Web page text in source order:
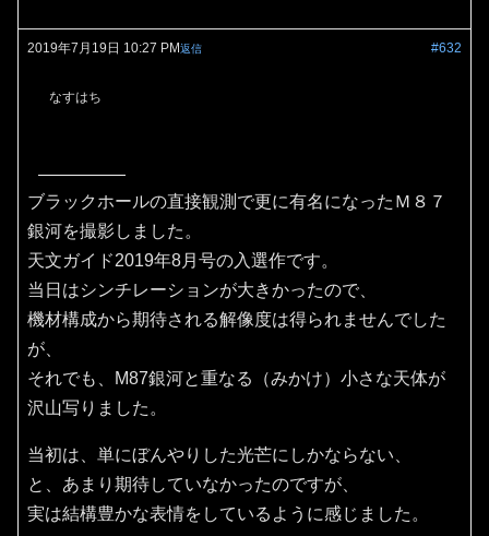
2019年7月19日 10:27 PM #632
返信
なすはち
ブラックホールの直接観測で更に有名になったＭ８７
銀河を撮影しました。
天文ガイド2019年8月号の入選作です。
当日はシンチレーションが大きかったので、
機材構成から期待される解像度は得られませんでした
が、
それでも、M87銀河と重なる（みかけ）小さな天体が
沢山写りました。
当初は、単にぼんやりした光芒にしかならない、
と、あまり期待していなかったのですが、
実は結構豊かな表情をしているように感じました。